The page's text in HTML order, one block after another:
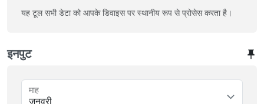
यह टूल सभी डेटा को आपके डिवाइस पर स्थानीय रूप से प्रोसेस करता है।
इनपुट
जनवरी
माह